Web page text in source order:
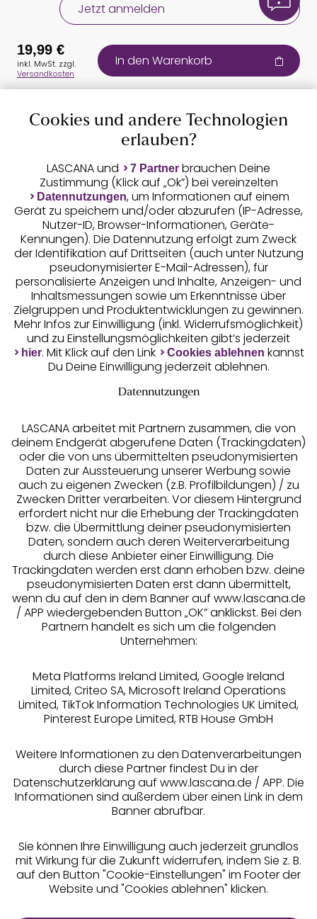
Jetzt anmelden
Auszeichnungen
Geprüfte Sicherheit
Unsere Apps
Services
Beratung
Über uns
Rechtliches
Alle Preise inkl. MwSt., zzgl.
Versandkosten
19,99 €
inkl. MwSt. zzgl.
Versandkosten
In den Warenkorb
Cookies und andere Technologien
erlauben?
LASCANA und 7 Partner brauchen Deine
Zustimmung (Klick auf „Ok”) bei vereinzelten
Datennutzungen, um Informationen auf einem
Gerät zu speichern und/oder abzurufen (IP-Adresse,
Nutzer-ID, Browser-Informationen, Geräte-
Kennungen). Die Datennutzung erfolgt zum Zweck
der Identifikation auf Drittseiten (auch unter Nutzung
pseudonymisierter E-Mail-Adressen), für
personalisierte Anzeigen und Inhalte, Anzeigen- und
Inhaltsmessungen sowie um Erkenntnisse über
Zielgruppen und Produktentwicklungen zu gewinnen.
Mehr Infos zur Einwilligung (inkl. Widerrufsmöglichkeit)
und zu Einstellungsmöglichkeiten gibt’s jederzeit
hier. Mit Klick auf den Link Cookies ablehnen kannst
Du Deine Einwilligung jederzeit ablehnen.
Datennutzungen
LASCANA arbeitet mit Partnern zusammen, die von
deinem Endgerät abgerufene Daten (Trackingdaten)
oder die von uns übermittelten pseudonymisierten
Daten zur Aussteuerung unserer Werbung sowie
auch zu eigenen Zwecken (z.B. Profilbildungen) / zu
Zwecken Dritter verarbeiten. Vor diesem Hintergrund
erfordert nicht nur die Erhebung der Trackingdaten
bzw. die Übermittlung deiner pseudonymisierten
Daten, sondern auch deren Weiterverarbeitung
durch diese Anbieter einer Einwilligung. Die
Trackingdaten werden erst dann erhoben bzw. deine
pseudonymisierten Daten erst dann übermittelt,
wenn du auf den in dem Banner auf www.lascana.de
/ APP wiedergebenden Button „OK” anklickst. Bei den
Partnern handelt es sich um die folgenden
Unternehmen:
Meta Platforms Ireland Limited, Google Ireland
Limited, Criteo SA, Microsoft Ireland Operations
Limited, TikTok Information Technologies UK Limited,
Pinterest Europe Limited, RTB House GmbH
Weitere Informationen zu den Datenverarbeitungen
durch diese Partner findest Du in der
Datenschutzerklärung auf www.lascana.de / APP. Die
Informationen sind außerdem über einen Link in dem
Banner abrufbar.
Sie können Ihre Einwilligung auch jederzeit grundlos
mit Wirkung für die Zukunft widerrufen, indem Sie z. B.
auf den Button "Cookie-Einstellungen" im Footer der
Website und "Cookies ablehnen" klicken.